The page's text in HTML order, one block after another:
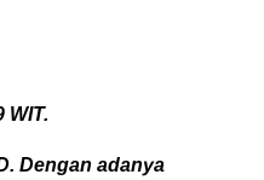
WIT.
Dengan adanya